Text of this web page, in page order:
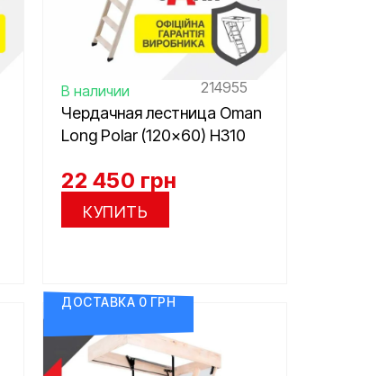
В наличии 214955
Чердачная лестница Oman
Long Polar (120×60) H310
22 450 грн
КУПИТЬ
ДОСТАВКА 0 ГРН